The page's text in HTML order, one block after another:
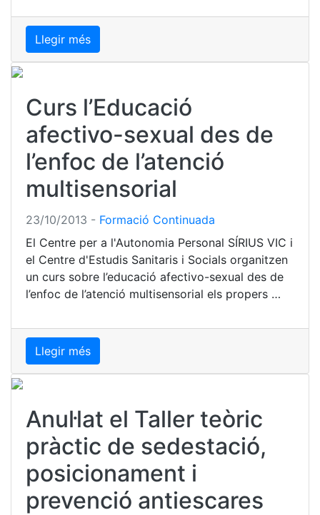
Llegir més
Curs l’Educació
afectivo-sexual des de
l’enfoc de l’atenció
multisensorial
23/10/2013 - Formació Continuada
El Centre per a l'Autonomia Personal SÍRIUS VIC i
el Centre d'Estudis Sanitaris i Socials organitzen
un curs sobre l’educació afectivo-sexual des de
l’enfoc de l’atenció multisensorial els propers …
Llegir més
Anul·lat el Taller teòric
pràctic de sedestació,
posicionament i
prevenció antiescares